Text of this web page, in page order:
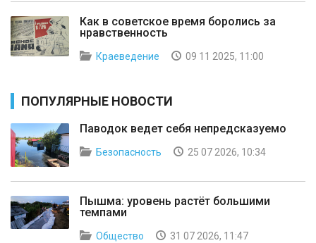
Как в советское время боролись за
нравственность
Краеведение 09 11 2025, 11:00
ПОПУЛЯРНЫЕ НОВОСТИ
Паводок ведет себя непредсказуемо
Безопасность 25 07 2026, 10:34
Пышма: уровень растёт большими
темпами
Общество 31 07 2026, 11:47